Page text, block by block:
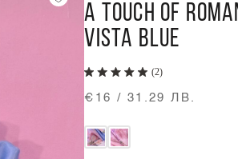
A TOUCH OF
VISTA BLUE
(2)
€16 / 31.29 ЛВ.